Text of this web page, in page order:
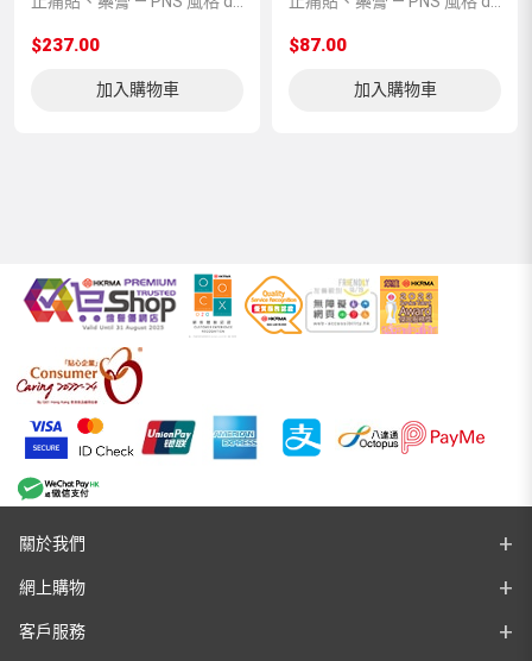
$237.00
加入購物車
$87.00
加入購物車
關於我們
網上購物
客戶服務